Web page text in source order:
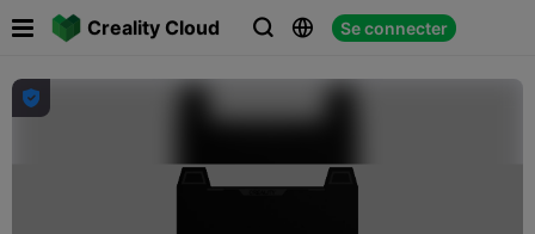
Creality Cloud   Se connecter
 
